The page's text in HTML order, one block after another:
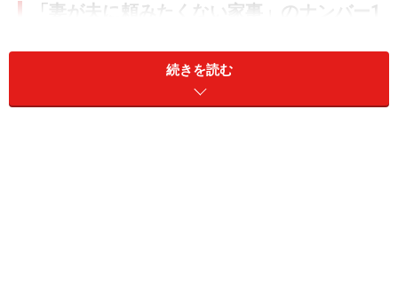
「妻が夫に頼みたくない家事」のナンバー1
オールアバウトが女性に向けて行った「夫婦の家事分
担」についての独自調査（2021年4月、全国500名）によ
続きを読む